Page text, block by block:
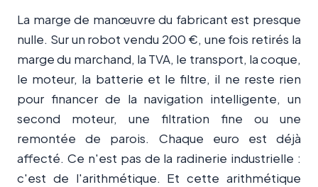
La marge de manœuvre du fabricant est presque
nulle. Sur un robot vendu 200 €, une fois retirés la
marge du marchand, la TVA, le transport, la coque,
le moteur, la batterie et le filtre, il ne reste rien
pour financer de la navigation intelligente, un
second moteur, une filtration fine ou une
remontée de parois. Chaque euro est déjà
affecté. Ce n'est pas de la radinerie industrielle :
c'est de l'arithmétique. Et cette arithmétique